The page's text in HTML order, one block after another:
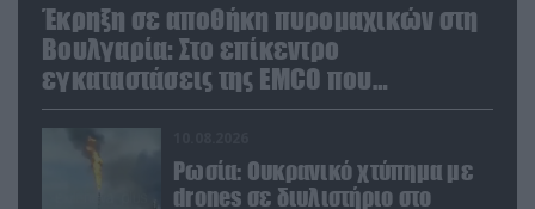
Έκρηξη σε αποθήκη πυρομαχικών στη
Βουλγαρία: Στο επίκεντρο
εγκαταστάσεις της EMCO που
προμηθεύει την Ουκρανία
Ρωσία: Ουκρανικό χτύπημα με
drones σε διυλιστήριο στο